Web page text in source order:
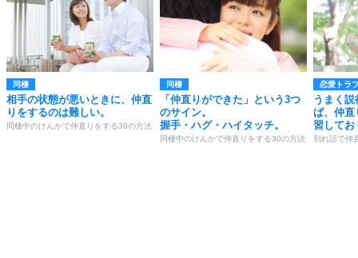
同棲
相手の状態が悪いときに、仲直
りをするのは難しい。
同棲中のけんかで仲直りをする30の方法
同棲
「仲直りができた」という3つ
のサイン。
握手・ハグ・ハイタッチ。
同棲中のけんかで仲直りをする30の方法
恋愛トラ
うまく
ば、仲直
習してお
別れ話で仲